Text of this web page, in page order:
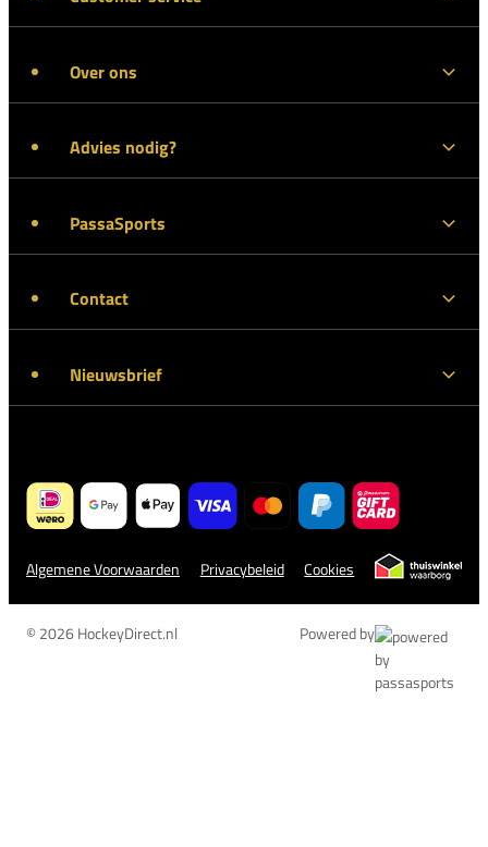
Over ons
Advies nodig?
PassaSports
Contact
Nieuwsbrief
Algemene Voorwaarden Privacybeleid Cookies
© 2026 HockeyDirect.nl Powered by